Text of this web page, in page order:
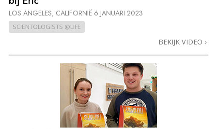
LOS ANGELES, CALIFORNIË 6 JANUARI 2023
SCIENTOLOGISTS @LIFE
BEKIJK VIDEO